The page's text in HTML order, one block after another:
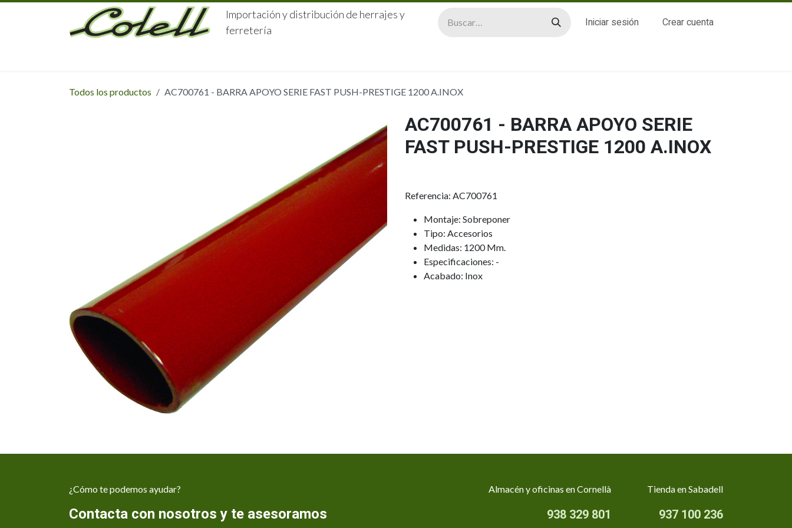
Ir al contenido
Importación y distribución de herrajes y
ferretería
Iniciar sesión Crear cuenta
Todos los productos AC700761 - BARRA APOYO SERIE FAST PUSH-PRESTIGE 1200 A.INOX
AC700761 - BARRA APOYO SERIE
FAST PUSH-PRESTIGE 1200 A.INOX
Referencia: AC700761
Montaje: Sobreponer
Tipo: Accesorios
Medidas: 1200 Mm.
Especificaciones: -
Acabado: Inox
¿Cómo te podemos ayudar?
Contacta con nosotros y te asesoramos
Almacén y oficinas en Cornellà
938 329 801
Tienda en Sabadell
937 100 236